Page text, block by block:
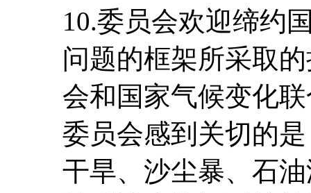
10.委员会欢迎缔约
问题的框架所采取
会和国家气候变化
委员会感到关切的
干旱、沙尘暴、石